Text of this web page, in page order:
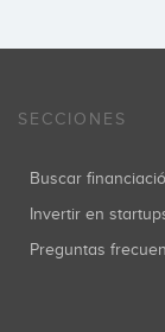
SECCIONES
Buscar
Invertir en
Preguntas